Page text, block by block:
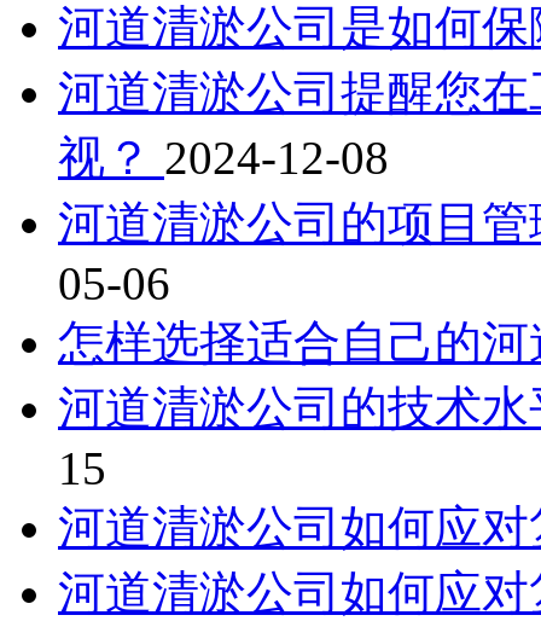
河道清淤公司是如何
河道清淤公司提醒您
视？ 2024-12-08
河道清淤公司的项目
05-06
怎样选择适合自己的
河道清淤公司的技术
15
河道清淤公司如何应
河道清淤公司如何应